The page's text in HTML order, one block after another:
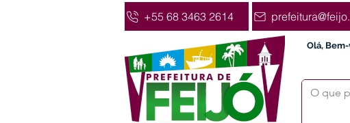
+55 68 3463 2614
Olá,